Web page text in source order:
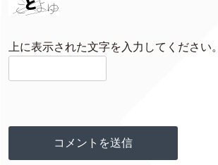
上に表示された文字を入力してください。